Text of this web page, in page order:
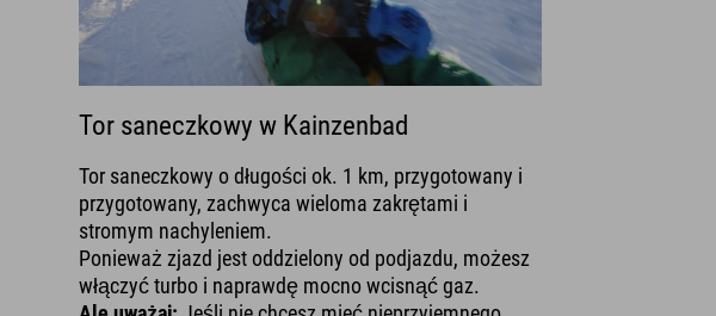
Tor saneczkowy w Kainzenbad
Tor saneczkowy o długości ok. 1 km, przygotowany i
przygotowany, zachwyca wieloma zakrętami i
stromym nachyleniem.
Ponieważ zjazd jest oddzielony od podjazdu, możesz
włączyć turbo i naprawdę mocno wcisnąć gaz.